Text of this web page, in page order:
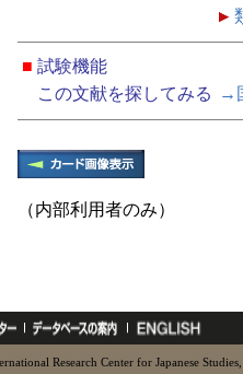
■ 試験機能
この文献を探してみる
→
（内部利用者のみ）
Research Center for Japanese